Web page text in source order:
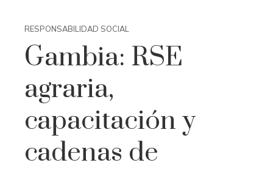
RESPONSABILIDAD SOCIAL
Gambia: RSE
agraria,
capacitación y
cadenas de